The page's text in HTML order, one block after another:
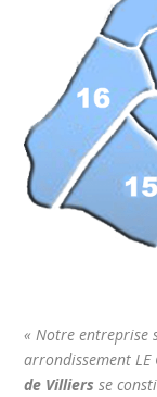
« Notre entreprise
arrondissement LE
de Villiers se